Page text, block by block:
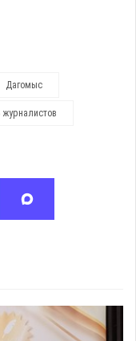
Дагомыс